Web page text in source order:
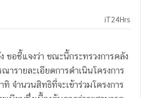
iT24Hrs
ขอชี้แจงว่า ขณะนี้กระทรวงการคลัง
ารายละเอียดการดำเนินโครงการ
จำนวนสิทธิที่จะเข้าร่วมโครงการ